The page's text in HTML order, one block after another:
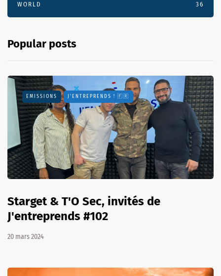
WORLD 36
Popular posts
EMISSIONS J'ENTREPRENDS ! 🇫🇷
Starget & T'O Sec, invités de
J'entreprends #102
20 mars 2024